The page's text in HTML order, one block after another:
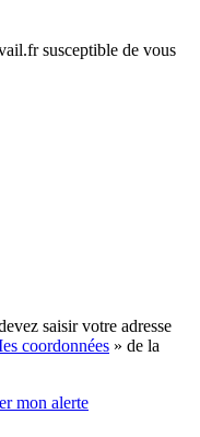
susceptible de vous
saisir votre adresse
coordonnées » de la
mon alerte